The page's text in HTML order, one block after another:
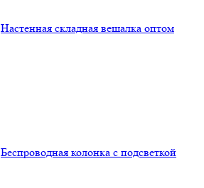
Настенная складная вешалка оптом
Беспроводная колонка с подсветкой